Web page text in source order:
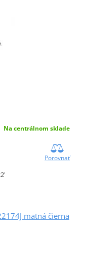
Na centrálnom sklade
Porovnať
matná čierna